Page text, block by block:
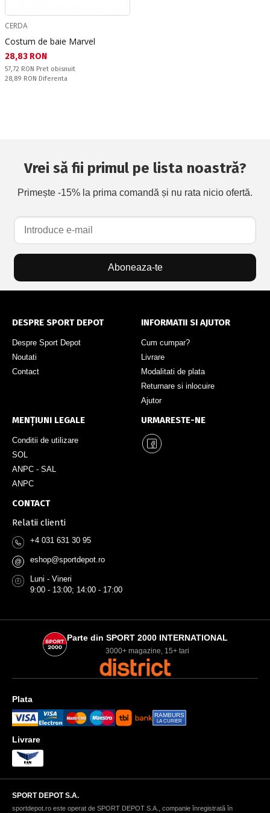
CERDA
Costum de baie Marvel
Текуща цена:
28,83 RON
Pret obisnuit:
57,72 RON Pret obisnuit
Спестявате:
28,89 RON Diferenta
Vrei să fii primul pe lista noastră?
Primește -15% la prima comandă și nu rata nicio ofertă.
Aboneaza-te
DESPRE SPORT DEPOT
Despre Sport Depot
Noutati
Contact
INFORMATII SI AJUTOR
Cum cumpar?
Livrare
Modalitati de plata
Returnare si inlocuire
Ajutor
MENȚIUNI LEGALE
Conditii de utilizare
SOL
ANPC - SAL
ANPC
URMARESTE-NE
CONTACT
Relatii clienti
+4 031 631 30 95
@ eshop@sportdepot.ro
Luni - Vineri
9:00 - 13:00; 14:00 - 17:00
Parte din SPORT 2000 INTERNATIONAL
3000+ magazine, 15+ tari
Plata
RAMBURS
LA CURIER
Livrare
SPORT DEPOT S.A.
sportdepot.ro este operat de SPORT DEPOT S.A., companie înregistrată în